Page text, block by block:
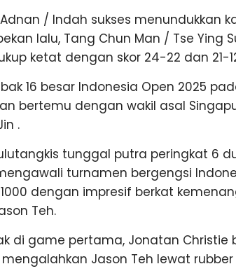
/ Indah sukses menundukkan
lalu, Tang Chun Man / Tse Ying
ketat dengan skor 24-22 dan 21-
16 besar Indonesia Open 2025
bertemu dengan wakil asal
.
tunggal putra peringkat 6
turnamen bergengsi
dengan impresif berkat
Teh.
di game pertama, Jonatan Christie
Jason Teh lewat rubber